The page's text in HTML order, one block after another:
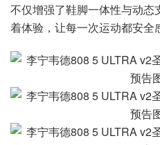
不仅增强了鞋脚一体性与动
着体验，让每一次运动都安全